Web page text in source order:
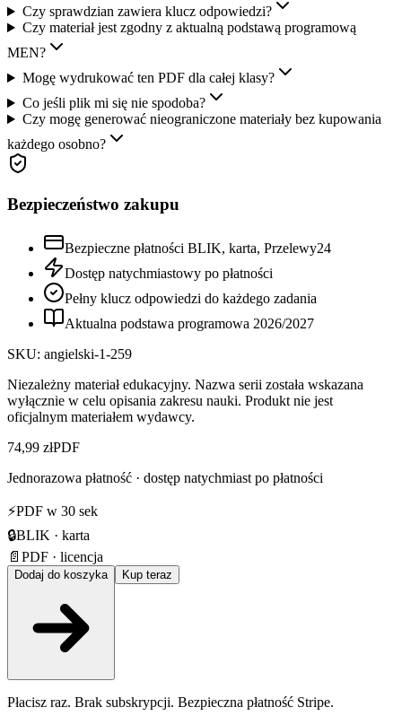
Czy sprawdzian zawiera klucz odpowiedzi?
Czy materiał jest zgodny z aktualną podstawą programową
MEN?
Mogę wydrukować ten PDF dla całej klasy?
Co jeśli plik mi się nie spodoba?
Czy mogę generować nieograniczone materiały bez kupowania
każdego osobno?
Bezpieczeństwo zakupu
Bezpieczne płatności BLIK, karta, Przelewy24
Dostęp natychmiastowy po płatności
Pełny klucz odpowiedzi do każdego zadania
Aktualna podstawa programowa 2026/2027
SKU: angielski-1-259
Niezależny materiał edukacyjny. Nazwa serii została wskazana
wyłącznie w celu opisania zakresu nauki. Produkt nie jest
oficjalnym materiałem wydawcy.
74,99 złPDF
Jednorazowa płatność · dostęp natychmiast po płatności
⚡PDF w 30 sek
🔒BLIK · karta
📄 PDF · licencja
Dodaj do koszyka Kup teraz
Płacisz raz. Brak subskrypcji. Bezpieczna płatność Stripe.